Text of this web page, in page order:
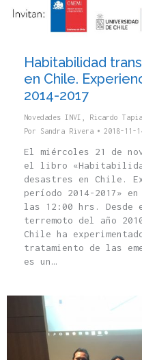
Habitabilidad
en Chile.
2014-2017
Novedades INVI
Ricardo
Por Sandra Rivera 2018-11-
El miércoles 21 de
el libro
desastres en Chile.
período 2014-2017»
las 12:00 hrs. Desde
terremoto del año
Chile ha
tratamiento de las
es un…